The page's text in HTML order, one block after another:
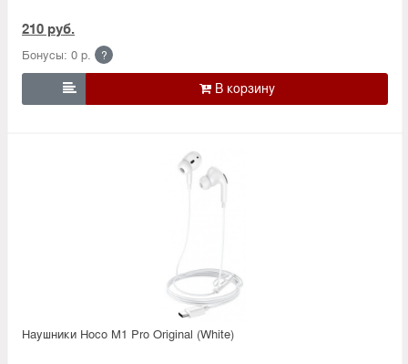
210 руб.
Бонусы: 0 р. ?

Наушники Hoco M1 Pro Original (White)